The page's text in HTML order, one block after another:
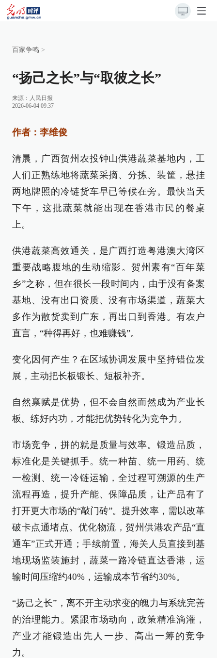
百家争鸣 >
“扬己之长”与“取彼之长”
来源： 人民日报
2026-06-04 09:37
作者： 李维俊
清晨，广西贺州农投钟山供港蔬菜基地内，工
人们正熟练地将蔬菜采摘、分拣、装筐，悬挂
两地牌照的冷链货车早已等候在旁。最快当天
下午，这批蔬菜就能出现在香港市民的餐桌
上。
供港蔬菜高效通关，是广西打造粤港澳大湾区
重要战略腹地的生动缩影。贺州素有“百年菜
乡”之称，但在很长一段时间内，由于没有备案
基地、没有出口资质、没有市场渠道，蔬菜大
多作为散货卖到广东，再出口到香港。有农户
直言，“种得再好，也难赚钱”。
变化因何产生？在区域协调发展中坚持错位发
展，主动把长板锻长、短板补齐。
自然禀赋是优势，但不会自然而然成为产业长
板。练好内功，才能把优势转化为竞争力。
市场竞争，拼的就是质量与效率。锻造品质，
标准化是关键抓手。统一种苗、统一用药、统
一检测、统一冷链运输，全过程可溯源的生产
流程再造，提升产能、保障品质，让产品有了
打开更大市场的“敲门砖”。提升效率，需以改革
破卡点通堵点。优化物流，贺州供港农产品“直
通车”正式开通；手续前置，海关人员直接到基
地现场监装施封，蔬菜一路冷链直达香港，运
输时间压缩约40%，运输成本节省约30%。
“扬己之长”，离不开主动求变的魄力与系统完善
的治理能力。紧跟市场动向，政策精准滴灌，
产业才能锻造出先人一步、高出一筹的竞争
力。